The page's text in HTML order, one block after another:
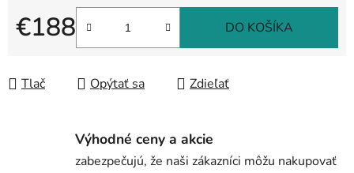
€188
Jednotková cena:
DO KOŠÍKA
Tlač Opýtať sa Zdieľať
Výhodné ceny a akcie
zabezpečujú, že naši zákazníci môžu nakupovať